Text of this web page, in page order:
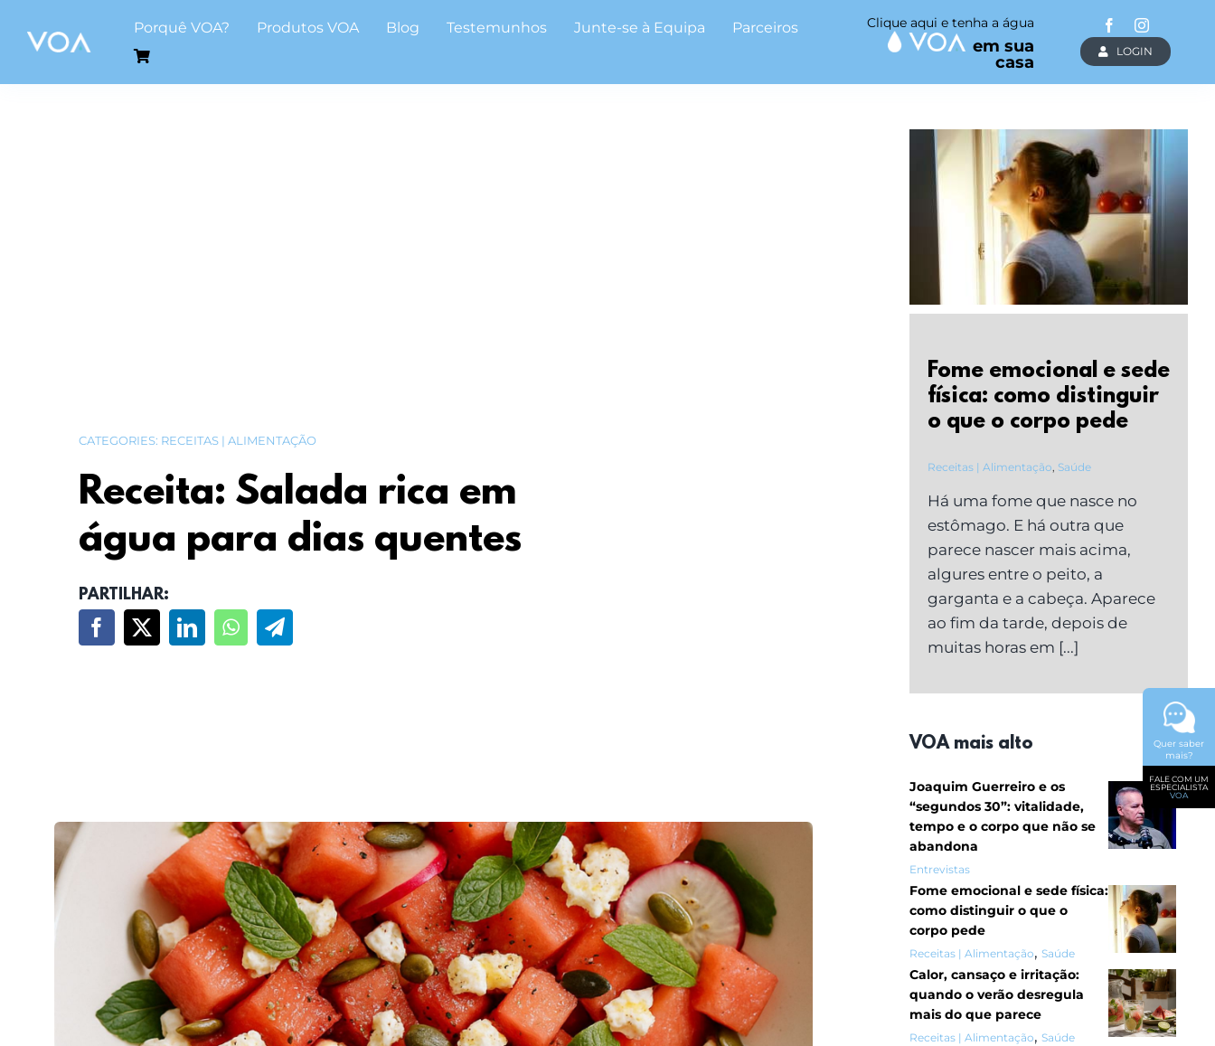
Porquê VOA? Produtos VOA Blog Testemunhos Junte-se à Equipa Parceiros Clique aqui e tenha a água
em sua
casa
LOGIN
CATEGORIES: RECEITAS | ALIMENTAÇÃO
Receita: Salada rica em
água para dias quentes
PARTILHAR:
Fome emocional e sede
física: como distinguir
o que o corpo pede
Receitas | Alimentação Saúde
Há uma fome que nasce no
estômago. E há outra que
parece nascer mais acima,
algures entre o peito, a
garganta e a cabeça. Aparece
ao fim da tarde, depois de
muitas horas em [...]
VOA mais alto
Joaquim Guerreiro e os
“segundos 30”: vitalidade,
tempo e o corpo que não se
abandona
Entrevistas
Fome emocional e sede física:
como distinguir o que o
corpo pede
Receitas | Alimentação, Saúde
Calor, cansaço e irritação:
quando o verão desregula
mais do que parece
Receitas | Alimentação, Saúde
Quer saber
mais?
FALE COM UM
ESPECIALISTA
VOA